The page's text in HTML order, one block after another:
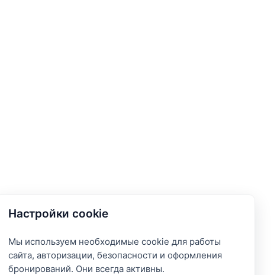
Настройки cookie
Мы используем необходимые cookie для работы
сайта, авторизации, безопасности и оформления
бронирований. Они всегда активны.